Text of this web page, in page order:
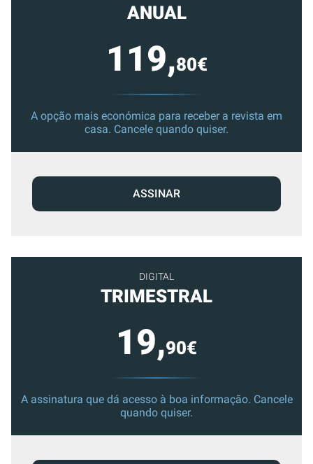
ANUAL
119,80€
A opção mais económica para receber a revista em
casa. Cancele quando quiser.
ASSINAR
DIGITAL
TRIMESTRAL
19,90€
A assinatura que dá acesso à boa informação. Cancele
quando quiser.